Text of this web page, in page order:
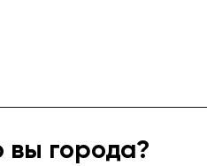
вы города?